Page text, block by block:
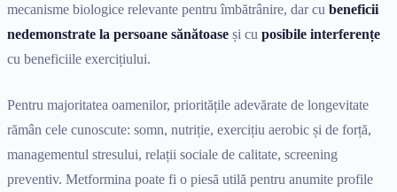
mecanisme biologice relevante pentru îmbătrânire, dar cu beneficii
nedemonstrate la persoane sănătoase și cu posibile interferențe
cu beneficiile exercițiului.
Pentru majoritatea oamenilor, prioritățile adevărate de longevitate
rămân cele cunoscute: somn, nutriție, exercițiu aerobic și de forță,
managementul stresului, relații sociale de calitate, screening
preventiv. Metformina poate fi o piesă utilă pentru anumite profile